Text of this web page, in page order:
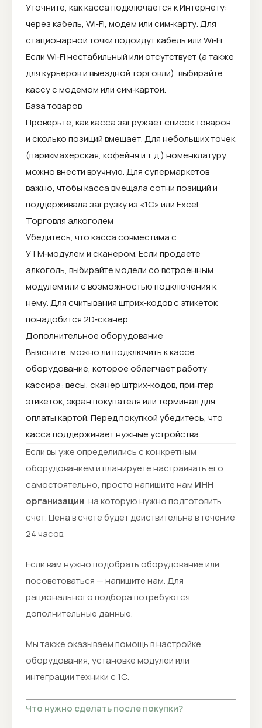
Уточните, как касса подключается к Интернету:
через кабель, Wi‑Fi, модем или сим‑карту. Для
стационарной точки подойдут кабель или Wi‑Fi.
Если Wi‑Fi нестабильный или отсутствует (а также
для курьеров и выездной торговли), выбирайте
кассу с модемом или сим‑картой.
База товаров
Проверьте, как касса загружает список товаров
и сколько позиций вмещает. Для небольших точек
(парикмахерская, кофейня и т. д.) номенклатуру
можно внести вручную. Для супермаркетов
важно, чтобы касса вмещала сотни позиций и
поддерживала загрузку из «1С» или Excel.
Торговля алкоголем
Убедитесь, что касса совместима с
УТМ‑модулем и сканером. Если продаёте
алкоголь, выбирайте модели со встроенным
модулем или с возможностью подключения к
нему. Для считывания штрих‑кодов с этикеток
понадобится 2D‑сканер.
Дополнительное оборудование
Выясните, можно ли подключить к кассе
оборудование, которое облегчает работу
кассира: весы, сканер штрих‑кодов, принтер
этикеток, экран покупателя или терминал для
оплаты картой. Перед покупкой убедитесь, что
касса поддерживает нужные устройства.
Если вы уже определились с конкретным
оборудованием и планируете настраивать его
самостоятельно, просто напишите нам ИНН
организации, на которую нужно подготовить
счет. Цена в счете будет действительна в течение
24 часов.
Если вам нужно подобрать оборудование или
посоветоваться — напишите нам. Для
рационального подбора потребуются
дополнительные данные.
Мы также оказываем помощь в настройке
оборудования, установке модулей или
интеграции техники с 1С.
Что нужно сделать после покупки?